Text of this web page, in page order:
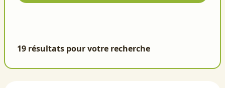
19 résultats pour votre recherche